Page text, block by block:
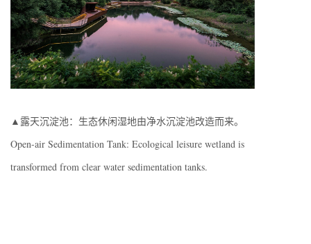
▲露天沉淀池：生态休闲湿地由净水沉淀池改造而来。
Open-air Sedimentation Tank: Ecological leisure wetland is
transformed from clear water sedimentation tanks.